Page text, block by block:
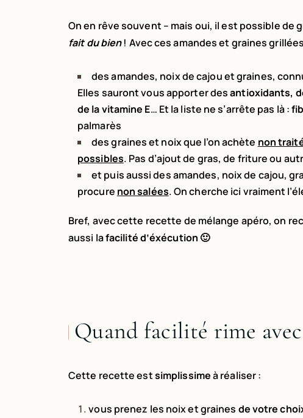
On en rêve souvent – mais oui, il est possible de
fait du bien! Avec ces amandes et graines
des amandes, noix de cajou et graines,
Elles sauront vous apporter desantioxidants,
de la vitamine E… Et la liste ne s’arrête pas là :
palmarès
des graines et noix que l’on achète non
possibles. Pas d’ajout de gras, de friture ou
et puis aussi des amandes, noix de cajou,
procure non salées. On cherche ici vraiment
Bref, avec cette recette de mélange apéro, on
aussi lafacilité d’éxécution 🙂
Quand facilité rime
Cette recette estsimplissimeà réaliser :
vous prenez les noix et graines de votre